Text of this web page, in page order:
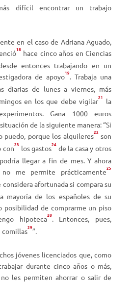
difícil encontrar un trabajo
en el caso de Adriana Aguado,
18 hace cinco años en Ciencias
entonces trabajando en un
de apoyo19. Trabaja una
diarias de lunes a viernes, más
en los que debe vigilar21 la
Gana 1000 euros
de la siguiente manera: “Si
porque los alquileres22son
con23 los gastos24 de la casa y otros
llegar a fin de mes. Y ahora
me permite prácticamente25
considera afortunada si compara su
mayoría de los españoles de su
posibilidad de comprarme un piso
hipoteca28. Entonces, pues,
comillas29”.
jóvenes licenciados que, como
durante cinco años o más,
les permiten ahorrar o salir de